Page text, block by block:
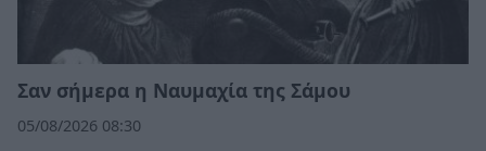
Σαν σήμερα η Ναυμαχία της Σάμου
05/08/2026 08:30